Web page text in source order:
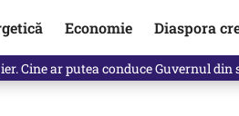
Economie Diaspora
Ambasadoarea Ucrainei a fost